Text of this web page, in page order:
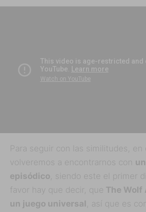
Para seguir con las similitudes, en
volveremos a encontrarnos con
episódico, siendo este el primer
favor hay que decir, que The Wolf
un juego universal , así que es